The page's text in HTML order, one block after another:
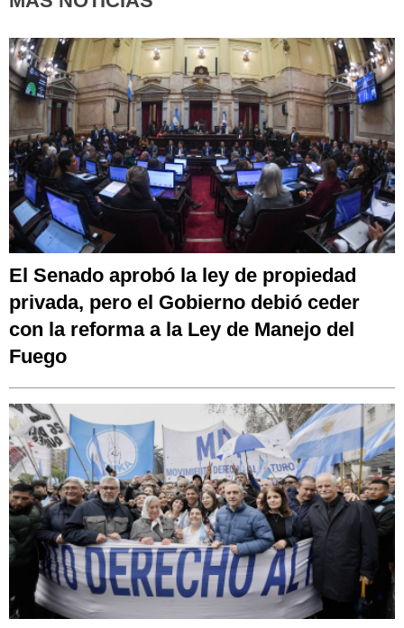
El Senado aprobó la ley de propiedad
privada, pero el Gobierno debió ceder
con la reforma a la Ley de Manejo del
Fuego